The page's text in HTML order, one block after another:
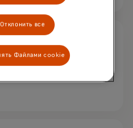
Network™
блокчейн-технологий в
новые безопасные
Отклонить все
Файлами cookie